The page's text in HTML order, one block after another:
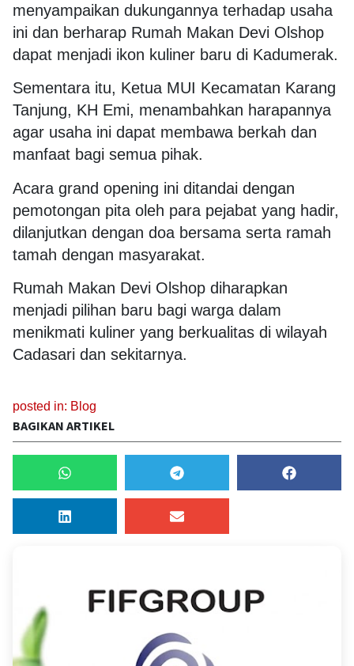
menyampaikan dukungannya terhadap usaha
ini dan berharap Rumah Makan Devi Olshop
dapat menjadi ikon kuliner baru di Kadumerak.
Sementara itu, Ketua MUI Kecamatan Karang
Tanjung, KH Emi, menambahkan harapannya
agar usaha ini dapat membawa berkah dan
manfaat bagi semua pihak.
Acara grand opening ini ditandai dengan
pemotongan pita oleh para pejabat yang hadir,
dilanjutkan dengan doa bersama serta ramah
tamah dengan masyarakat.
Rumah Makan Devi Olshop diharapkan
menjadi pilihan baru bagi warga dalam
menikmati kuliner yang berkualitas di wilayah
Cadasari dan sekitarnya.
posted in: Blog
BAGIKAN ARTIKEL